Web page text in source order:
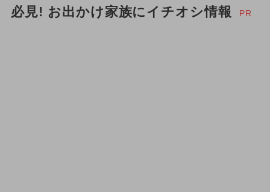
必見! お出かけ家族にイチオシ情報 PR